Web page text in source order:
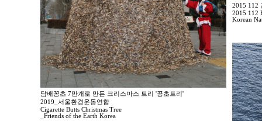
담배꽁초 7만개로 만든 크리스마스 트리 '꽁초트리'
2019_서울환경운동연합
Cigarette Butts Christmas Tree
_Friends of the Earth Korea
2015 112
2015 112
Korean